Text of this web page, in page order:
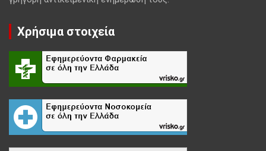
Χρήσιμα στοιχεία